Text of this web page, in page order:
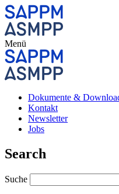
Menü
Dokumente &
Kontakt
Newsletter
Jobs
Search
Suche